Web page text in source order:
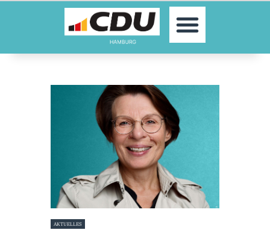
MOIN!
AKTUELLES
PARLAMENTE
KONTAKT
SPENDEN
MITGLIED WERDEN!
AKTUELLES